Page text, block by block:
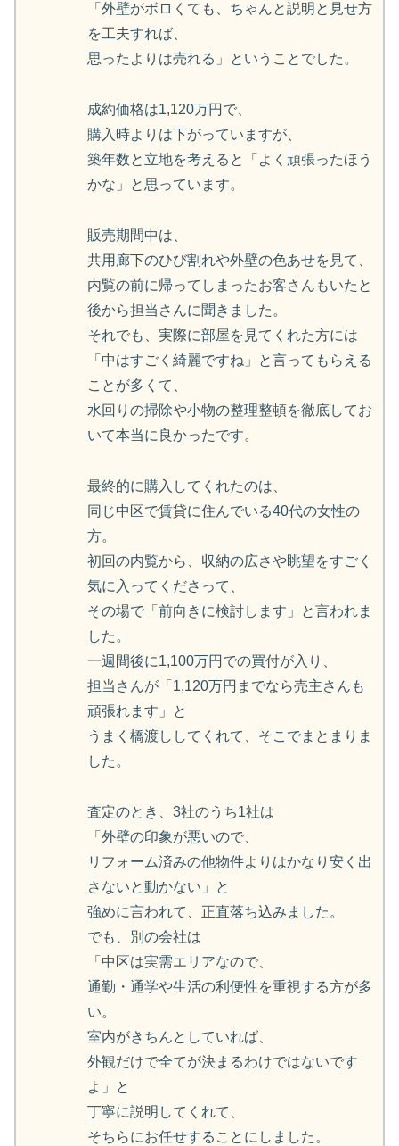
「外壁がボロくても、ちゃんと説明と見せ方
を工夫すれば、
思ったよりは売れる」ということでした。
成約価格は1,120万円で、
購入時よりは下がっていますが、
築年数と立地を考えると「よく頑張ったほう
かな」と思っています。
販売期間中は、
共用廊下のひび割れや外壁の色あせを見て、
内覧の前に帰ってしまったお客さんもいたと
後から担当さんに聞きました。
それでも、実際に部屋を見てくれた方には
「中はすごく綺麗ですね」と言ってもらえる
ことが多くて、
水回りの掃除や小物の整理整頓を徹底してお
いて本当に良かったです。
最終的に購入してくれたのは、
同じ中区で賃貸に住んでいる40代の女性の
方。
初回の内覧から、収納の広さや眺望をすごく
気に入ってくださって、
その場で「前向きに検討します」と言われま
した。
一週間後に1,100万円での買付が入り、
担当さんが「1,120万円までなら売主さんも
頑張れます」と
うまく橋渡ししてくれて、そこでまとまりま
した。
査定のとき、3社のうち1社は
「外壁の印象が悪いので、
リフォーム済みの他物件よりはかなり安く出
さないと動かない」と
強めに言われて、正直落ち込みました。
でも、別の会社は
「中区は実需エリアなので、
通勤・通学や生活の利便性を重視する方が多
い。
室内がきちんとしていれば、
外観だけで全てが決まるわけではないです
よ」と
丁寧に説明してくれて、
そちらにお任せすることにしました。